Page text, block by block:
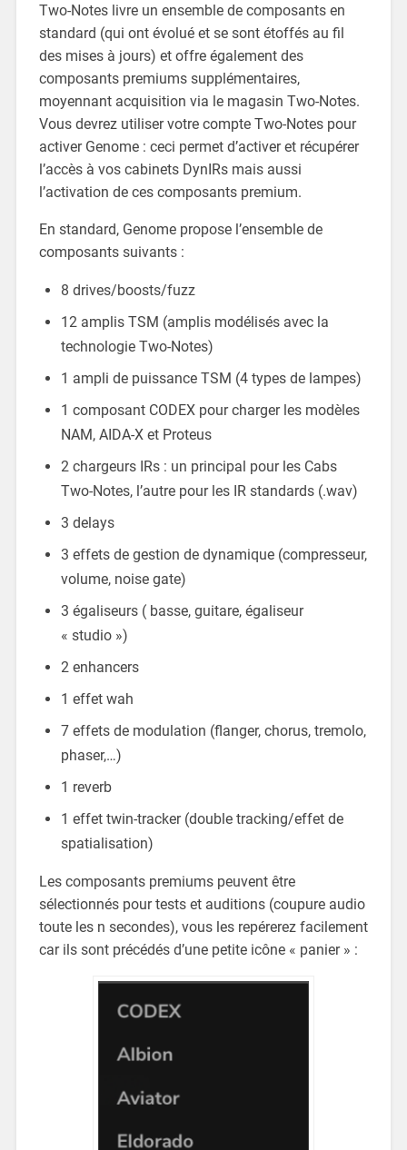
Two-Notes livre un ensemble de composants en
standard (qui ont évolué et se sont étoffés au fil
des mises à jours) et offre également des
composants premiums supplémentaires,
moyennant acquisition via le magasin Two-Notes.
Vous devrez utiliser votre compte Two-Notes pour
activer Genome : ceci permet d’activer et récupérer
l’accès à vos cabinets DynIRs mais aussi
l’activation de ces composants premium.
En standard, Genome propose l’ensemble de
composants suivants :
8 drives/boosts/fuzz
12 amplis TSM (amplis modélisés avec la
technologie Two-Notes)
1 ampli de puissance TSM (4 types de lampes)
1 composant CODEX pour charger les modèles
NAM, AIDA-X et Proteus
2 chargeurs IRs : un principal pour les Cabs
Two-Notes, l’autre pour les IR standards (.wav)
3 delays
3 effets de gestion de dynamique (compresseur,
volume, noise gate)
3 égaliseurs ( basse, guitare, égaliseur
« studio »)
2 enhancers
1 effet wah
7 effets de modulation (flanger, chorus, tremolo,
phaser,…)
1 reverb
1 effet twin-tracker (double tracking/effet de
spatialisation)
Les composants premiums peuvent être
sélectionnés pour tests et auditions (coupure audio
toute les n secondes), vous les repérerez facilement
car ils sont précédés d’une petite icône « panier » :